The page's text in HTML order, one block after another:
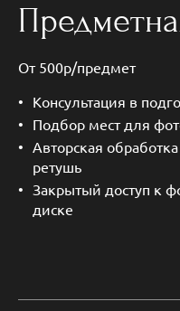
От 500р/предмет
Консультация в
Подбор мест для
Авторская
ретушь
Закрытый доступ к
диске